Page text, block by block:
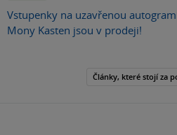
Vstupenky na uzavřenou
Mony Kasten jsou v prodeji!
Články, které stojí za